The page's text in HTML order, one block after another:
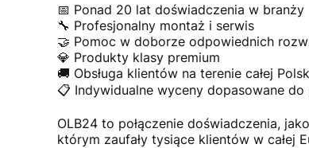
📅 Ponad 20 lat doświadczenia w branży
🔧 Profesjonalny montaż i serwis
🤝 Pomoc w doborze odpowiednich
💎 Produkty klasy premium
🚚 Obsługa klientów na terenie całej
📋 Indywidualne wyceny dopasowane
OLB24 to połączenie doświadczenia,
którym zaufały tysiące klientów w całej